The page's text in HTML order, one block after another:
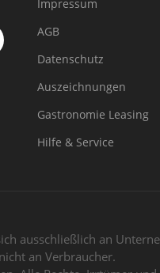
Impressum
AGB
Datenschutz
Auszeichnungen
Gastronomie Leasing
Hilfe & Service
ausschließlich an
an Verbraucher.